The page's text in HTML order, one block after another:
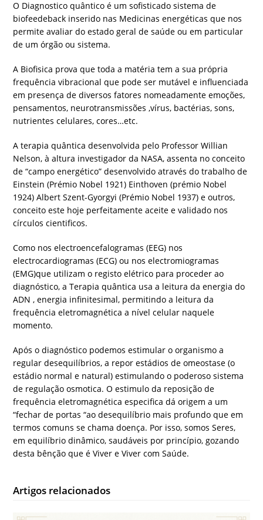
O Diagnostico quântico é um sofisticado sistema de
biofeedeback inserido nas Medicinas energéticas que nos
permite avaliar do estado geral de saúde ou em particular
de um órgão ou sistema.
A Biofisica prova que toda a matéria tem a sua própria
frequência vibracional que pode ser mutável e influenciada
em presença de diversos fatores nomeadamente emoções,
pensamentos, neurotransmissões ,vírus, bactérias, sons,
nutrientes celulares, cores…etc.
A terapia quântica desenvolvida pelo Professor Willian
Nelson, à altura investigador da NASA, assenta no conceito
de “campo energético” desenvolvido através do trabalho de
Einstein (Prémio Nobel 1921) Einthoven (prémio Nobel
1924) Albert Szent-Gyorgyi (Prémio Nobel 1937) e outros,
conceito este hoje perfeitamente aceite e validado nos
círculos cientificos.
Como nos electroencefalogramas (EEG) nos
electrocardiogramas (ECG) ou nos electromiogramas
(EMG)que utilizam o registo elétrico para proceder ao
diagnóstico, a Terapia quântica usa a leitura da energia do
ADN , energia infinitesimal, permitindo a leitura da
frequência eletromagnética a nível celular naquele
momento.
Após o diagnóstico podemos estimular o organismo a
regular desequilíbrios, a repor estádios de omeostase (o
estádio normal e natural) estimulando o poderoso sistema
de regulação osmotica. O estimulo da reposição de
frequência eletromagnética especifica dá origem a um
“fechar de portas “ao desequilíbrio mais profundo que em
termos comuns se chama doença. Por isso, somos Seres,
em equilíbrio dinâmico, saudáveis por princípio, gozando
desta bênção que é Viver e Viver com Saúde.
Artigos relacionados